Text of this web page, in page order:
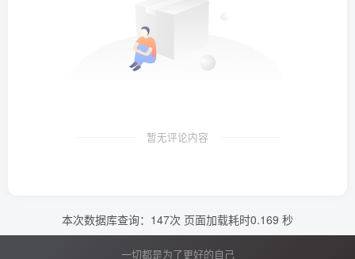
暂无评论内容
本次数据库查询：147次 页面加载耗时0.169 秒
一切都是为了更好的自己